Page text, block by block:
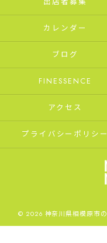
カレンダー
ブログ
FINESSENCE
アクセス
プライバシーポリシー
© 2026 神奈川県相模原市の